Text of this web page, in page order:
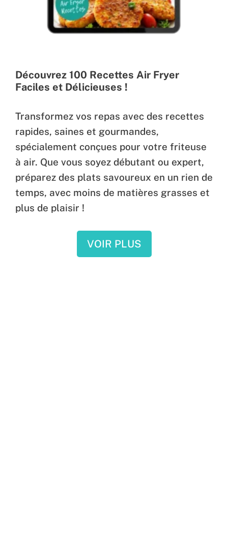
Découvrez 100 Recettes Air Fryer
Faciles et Délicieuses !
Transformez vos repas avec des recettes
rapides, saines et gourmandes,
spécialement conçues pour votre friteuse
à air. Que vous soyez débutant ou expert,
préparez des plats savoureux en un rien de
temps, avec moins de matières grasses et
plus de plaisir !
VOIR PLUS